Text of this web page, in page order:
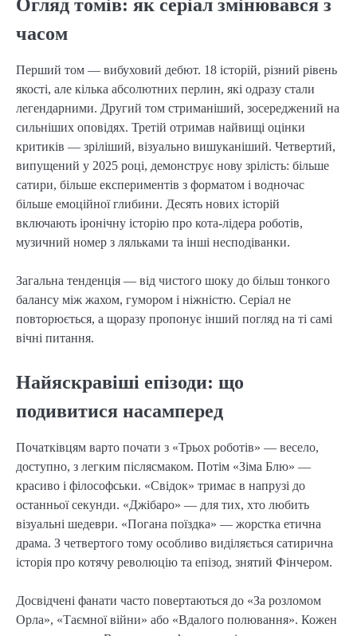
Огляд томів: як серіал змінювався з
часом
Перший том — вибуховий дебют. 18 історій, різний рівень
якості, але кілька абсолютних перлин, які одразу стали
легендарними. Другий том стриманіший, зосереджений на
сильніших оповідях. Третій отримав найвищі оцінки
критиків — зріліший, візуально вишуканіший. Четвертий,
випущений у 2025 році, демонструє нову зрілість: більше
сатири, більше експериментів з форматом і водночас
більше емоційної глибини. Десять нових історій
включають іронічну історію про кота-лідера роботів,
музичний номер з ляльками та інші несподіванки.
Загальна тенденція — від чистого шоку до більш тонкого
балансу між жахом, гумором і ніжністю. Серіал не
повторюється, а щоразу пропонує інший погляд на ті самі
вічні питання.
Найяскравіші епізоди: що
подивитися насамперед
Початківцям варто почати з «Трьох роботів» — весело,
доступно, з легким післясмаком. Потім «Зіма Блю» —
красиво і філософськи. «Свідок» тримає в напрузі до
останньої секунди. «Джібаро» — для тих, хто любить
візуальні шедеври. «Погана поїздка» — жорстка етична
драма. З четвертого тому особливо виділяється сатирична
історія про котячу революцію та епізод, знятий Фінчером.
Досвідчені фанати часто повертаються до «За розломом
Орла», «Таємної війни» або «Вдалого полювання». Кожен